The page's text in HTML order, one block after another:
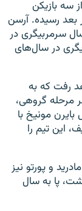
سه بازیکن
بعد رسیده. آرسن
سرمربیگری در
در سال‌های
رفت که به
مرحله گروهی،
بایرن مونیخ با
این تیم را
و پورتو نیز
پا به سال